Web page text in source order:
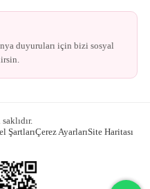
duyuruları için bizi sosyal
ŞartlarıÇerez AyarlarıSite Haritası